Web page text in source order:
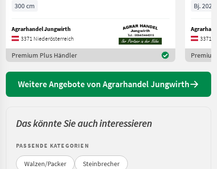
300 cm
Agrarhandel Jungwirth
3371 Niederösterreich
Premium Plus Händler
Bj. 2025
3371
Weitere Angebote von Agrarhandel Jungwirth
Das könnte Sie auch interessieren
PASSENDE KATEGORIEN
Walzen/Packer
Steinbrecher